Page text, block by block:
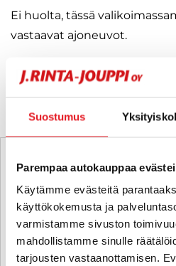
Suostumus
Parempaa autokauppaa
Käytämme evästeitä
käyttökokemusta ja
varmistamme sivuston
mahdollistamme sinulle
tarjousten vastaanottamisen.
Ei huolta, tässä
vastaavat ajoneuvot.
KATSO VASTAAVANLAISET